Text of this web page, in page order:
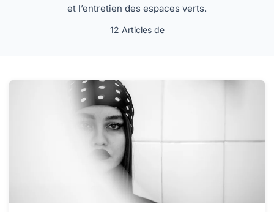
et l’entretien des espaces verts.
12 Articles de